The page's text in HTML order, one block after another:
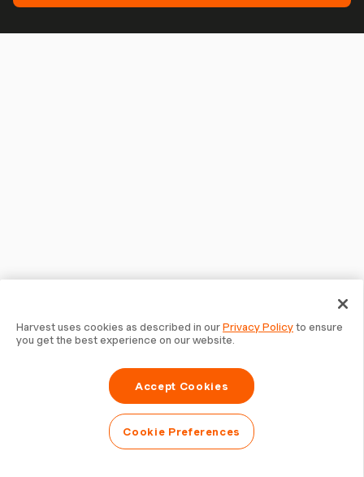
Harvest uses cookies as described in ourPrivacy Policyto ensure
you get the best experience on our website.
Accept Cookies
Cookie Preferences